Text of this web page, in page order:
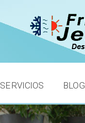
SERVICIOS BLOG